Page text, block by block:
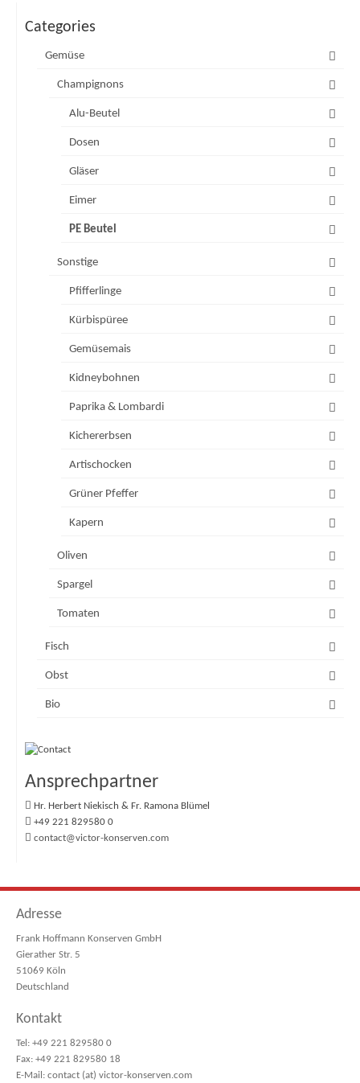
Categories
Gemüse
Champignons
Alu-Beutel
Dosen
Gläser
Eimer
PE Beutel
Sonstige
Pfifferlinge
Kürbispüree
Gemüsemais
Kidneybohnen
Paprika & Lombardi
Kichererbsen
Artischocken
Grüner Pfeffer
Kapern
Oliven
Spargel
Tomaten
Fisch
Obst
Bio
Ansprechpartner
Hr. Herbert Niekisch & Fr. Ramona Blümel
+49 221 829580 0
contact@victor-konserven.com
Adresse
Frank Hoffmann Konserven GmbH
Gierather Str. 5
51069 Köln
Deutschland
Kontakt
Tel: +49 221 829580 0
Fax: +49 221 829580 18
E-Mail: contact (at) victor-konserven.com